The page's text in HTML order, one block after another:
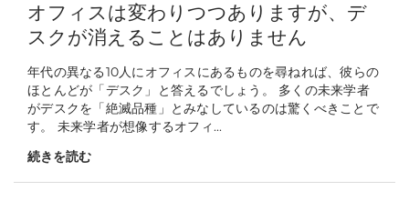
オフィスは変わりつつありますが、デ
スクが消えることはありません
年代の異なる10人にオフィスにあるものを尋ねれば、彼らの
ほとんどが「デスク」と答えるでしょう。 多くの未来学者
がデスクを「絶滅品種」とみなしているのは驚くべきことで
す。 未来学者が想像するオフィ...
続きを読む